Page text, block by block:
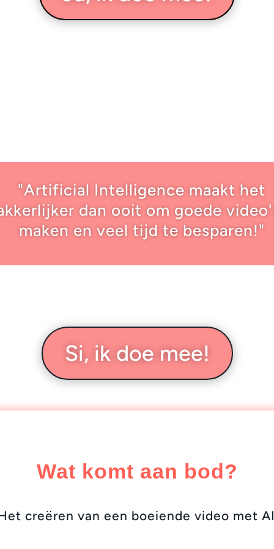
"Artificial Intelligence maakt het
dan ooit om goede
maken en veel tijd te besparen!"
Si, ik doe mee!
Wat komt aan bod?
creëren van een boeiende video met